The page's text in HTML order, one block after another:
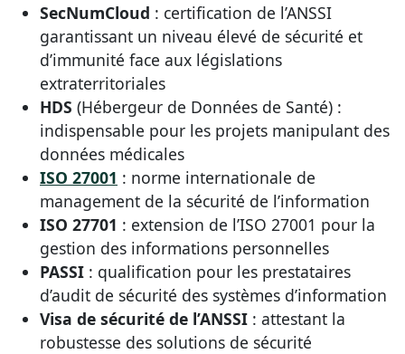
SecNumCloud : certification de l’ANSSI
garantissant un niveau élevé de sécurité et
d’immunité face aux législations
extraterritoriales
HDS (Hébergeur de Données de Santé) :
indispensable pour les projets manipulant des
données médicales
ISO 27001 : norme internationale de
management de la sécurité de l’information
ISO 27701 : extension de l’ISO 27001 pour la
gestion des informations personnelles
PASSI : qualification pour les prestataires
d’audit de sécurité des systèmes d’information
Visa de sécurité de l’ANSSI : attestant la
robustesse des solutions de sécurité